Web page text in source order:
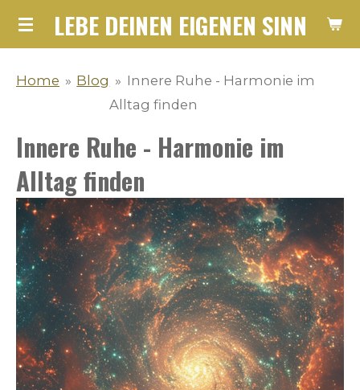
Zum
LEBE DEINEN EIGENEN SINN
Home » Blog » Innere Ruhe - Harmonie im
Alltag finden
Innere Ruhe - Harmonie im
Alltag finden